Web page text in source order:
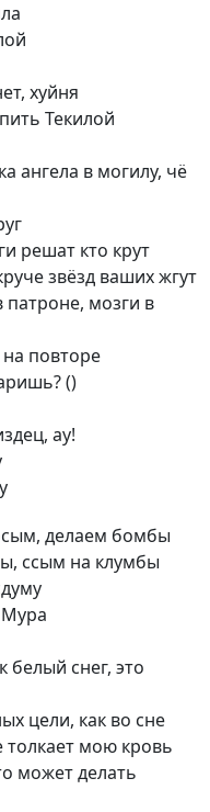
хуйня
Текилой
ангела в могилу, чё
решат кто крут
звёзд ваших жгут
мозги в
повторе
()
ау!
делаем бомбы
ссым на клумбы
Мура
снег, это
цели, как во сне
толкает мою кровь
может делать